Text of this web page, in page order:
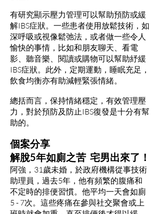
有研究顯示壓力管理可以幫助預防或緩
解IBS症狀。一些患者使用放鬆技術，如
深呼吸或視像鬆弛法，或者做一些令人
愉快的事情，比如和朋友聊天、看電
影、聽音樂、閱讀或購物可以幫助紓緩
IBS症狀。此外，定期運動，睡眠充足，
飲食均衡亦有助減輕緊張情緒。
總括而言，保持情緒穩定，有效管理壓
力，對於預防及防止IBS復發是十分有幫
助的。
個案分享
解脫5年如廁之苦 宅男出來了！
阿強，31歲未婚，於政府機構從事技術
助理員，過去5年，他有頻繁的腹痛和
不定時的排便習慣。他平均一天會如廁
5 - 7次。這些疼痛在參與社交聚會或上